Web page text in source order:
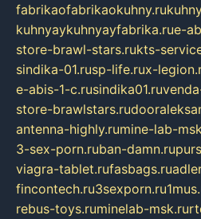
fabrikaofabrikaokuhny.ru
kuhnyaykuhnyayfabrika.rue-
store-brawl-stars.rukts-
sindika-01.rusp-life.rux-
e-abis-1-c.rusindika01.ru
store-brawlstars.ru
antenna-highly.rumine-lab-
3-sex-porn.ruban-damn.ru
viagra-tablet.rufasbags.ru
fincontech.ru3sexporn.ru
rebus-toys.ruminelab-msk.ru